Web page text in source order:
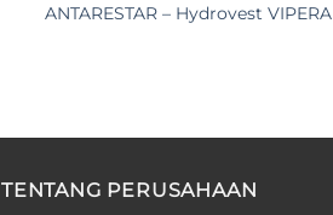
ANTARESTAR – Hydrovest VIPERA
TENTANG PERUSAHAAN